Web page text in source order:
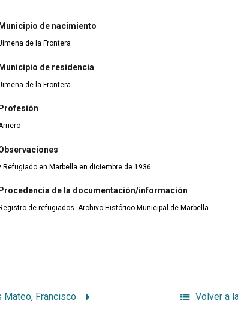
Municipio de nacimiento
de la Frontera
Municipio de residencia
de la Frontera
Profesión
Refugiado en Marbella en diciembre de 1936.
Procedencia de la documentación/información
Registro de refugiados. Archivo Histórico Municipal de Marbella
Mateo, Francisco Volver a